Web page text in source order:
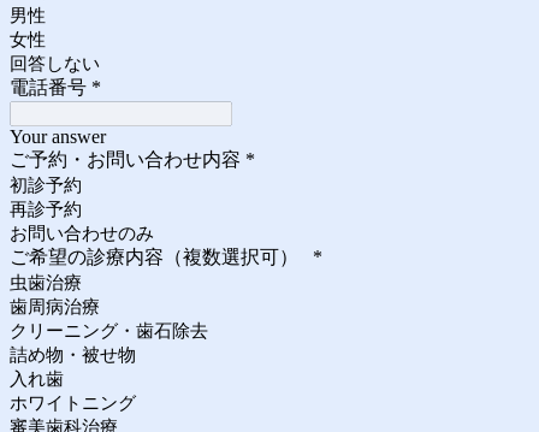
男性
女性
回答しない
電話番号 *
Your answer
ご予約・お問い合わせ内容 *
初診予約
再診予約
お問い合わせのみ
ご希望の診療内容（複数選択可） *
虫歯治療
歯周病治療
クリーニング・歯石除去
詰め物・被せ物
入れ歯
ホワイトニング
審美歯科治療